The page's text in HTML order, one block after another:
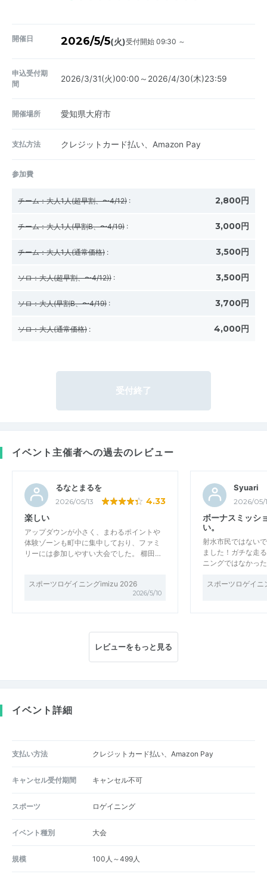
開催日 2026/5/5(火)受付開始 09:30 ～
申込受付期
間
2026/3/31(火)00:00～2026/4/30(木)23:59
開催場所 愛知県大府市
支払方法 クレジットカード払い、Amazon Pay
参加費
チーム：大人1人(超早割、〜4/12) : 2,800円
チーム：大人1人(早割B、〜4/19) : 3,000円
チーム：大人1人(通常価格) : 3,500円
ソロ：大人(超早割、〜4/12)) : 3,500円
ソロ：大人(早割B、〜4/19) : 3,700円
ソロ：大人(通常価格) : 4,000円
受付終了
イベント主催者への過去のレビュー
るなとまるを
2026/05/13 4.33
楽しい
アップダウンが小さく、まわるポイントや
体験ゾーンも町中に集中しており、ファミ
リーには参加しやすい大会でした。 櫛田…
スポーツロゲイニングimizu 2026
2026/5/10
Syuari
2026/05/
ボーナスミッシ
い。
射水市民ではない
ました！ガチな走
ニングではなかっ
スポーツロゲイ
レビューをもっと見る
イベント詳細
支払い方法 クレジットカード払い、Amazon Pay
キャンセル受付期間 キャンセル不可
スポーツ ロゲイニング
イベント種別 大会
規模 100人～499人